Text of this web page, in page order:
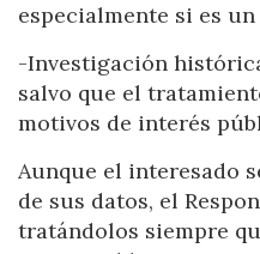
especialmente si es
-Investigación
salvo que el
motivos de interés
Aunque el interesado
de sus datos, el
tratándolos siempre